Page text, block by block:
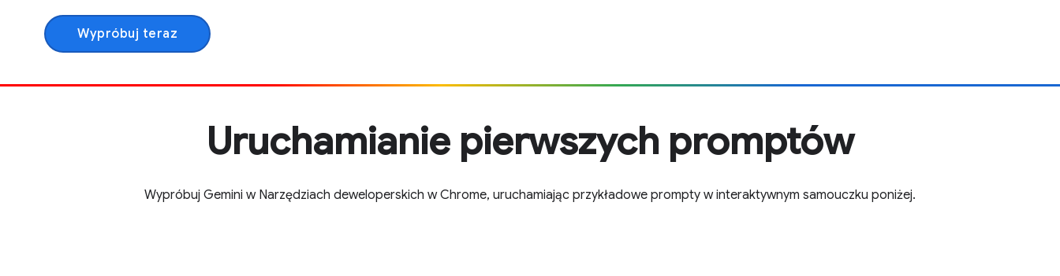
Wypróbuj teraz
Uruchamianie pierwszych promptów
Wypróbuj Gemini w Narzędziach deweloperskich w Chrome, uruchamiając przykładowe prompty w interaktywnym samouczku poniżej.